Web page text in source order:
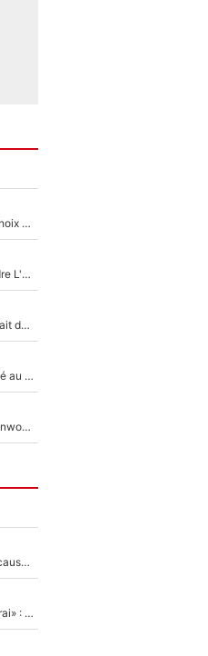
La Liga sur beIN Sports c’est terminé, DAZN a fait son choix pour Benjamin Da Silva et Omar Da Fonseca !
Raymond Domenech a posé ses conditions pour rejoindre L'EQUIPE du Soir : Il refuse de faire l'émission avec un autre chroniqueur !
«C’est l'une des choses qui me fait le plus peur dans le fait de devenir maman» : En couple avec Antoine Dupont, Iris Mittenaere s'inquiète déjà pour ses futurs enfants !
Le transfert de Maghnes Akliouche menace Désiré Doué au PSG : «Je valide à 200%»
«La porte est ouverte pour tout le monde» : Mason Greenwood et Pierre-Emerick Aubameyang ont quitté l'OM, Amine Gouiri balance sur la suite du mercato et sur la réaction du vestiaire !
«Détester à vie», Stéphane Guy dans une embrouille à cause du PSG !
Mercato - OM - «Dès que je prends un club, je t’appellerai» : La promesse de Marcelino au moment de claquer la porte